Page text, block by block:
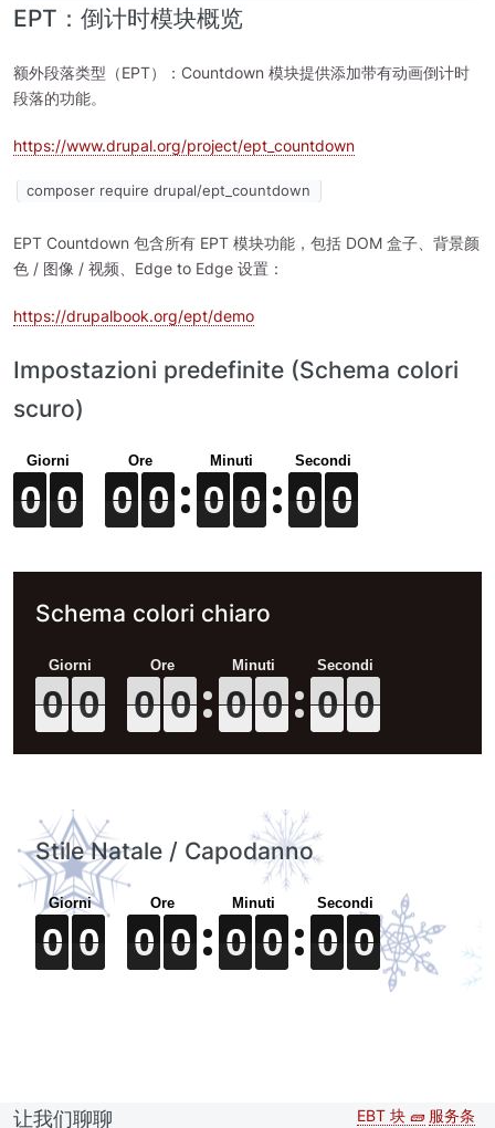
EPT：倒计时模块概览
额外段落类型（EPT）：Countdown 模块提供添加带有动画倒计时
段落的功能。
https://www.drupal.org/project/ept_countdown
composer require drupal/ept_countdown
EPT Countdown 包含所有 EPT 模块功能，包括 DOM 盒子、背景颜
色 / 图像 / 视频、Edge to Edge 设置：
https://drupalbook.org/ept/demo
Impostazioni predefinite (Schema colori
scuro)
0
0
0
0 0
0
0
0 0
0
0
0 0
0
0
0 0
0
0
0 0
0
0
0 0
0
0
0 0
0
0
0
Schema colori chiaro
0
0
0
0 0
0
0
0 0
0
0
0 0
0
0
0 0
0
0
0 0
0
0
0 0
0
0
0 0
0
0
0
Stile Natale / Capodanno
0
0
0
0 0
0
0
0 0
0
0
0 0
0
0
0 0
0
0
0 0
0
0
0 0
0
0
0 0
0
0
0
让我们聊聊 Second
EBT 块 🧱 服务条